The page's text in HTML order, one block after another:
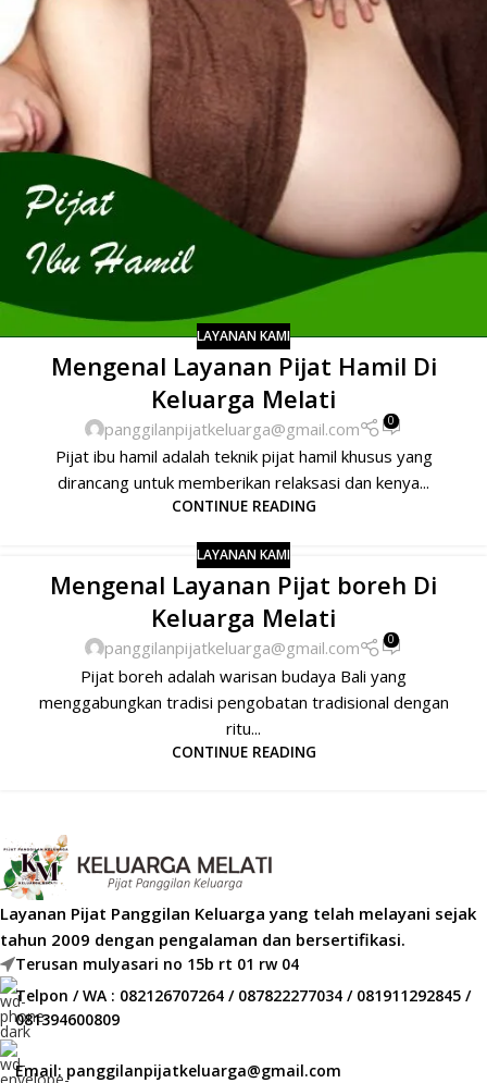
LAYANAN KAMI
Mengenal Layanan Pijat Hamil Di
Keluarga Melati
panggilanpijatkeluarga@gmail.com 0
Pijat ibu hamil adalah teknik pijat hamil khusus yang
dirancang untuk memberikan relaksasi dan kenya...
CONTINUE READING
LAYANAN KAMI
Mengenal Layanan Pijat boreh Di
Keluarga Melati
panggilanpijatkeluarga@gmail.com 0
Pijat boreh adalah warisan budaya Bali yang
menggabungkan tradisi pengobatan tradisional dengan
ritu...
CONTINUE READING
Layanan Pijat Panggilan Keluarga yang telah melayani sejak
tahun 2009 dengan pengalaman dan bersertifikasi.
Terusan mulyasari no 15b rt 01 rw 04
Telpon / WA : 082126707264 / 087822277034 / 081911292845 /
081394600809
Email: panggilanpijatkeluarga@gmail.com